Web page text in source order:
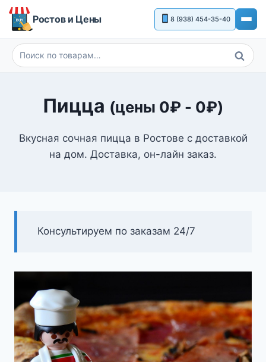
Перейти
Ростов и Цены 8 (938) 454-35-40
Искать:
Поиск
Пицца (цены 0₽ - 0₽)
Вкусная сочная пицца в Ростове с доставкой
на дом. Доставка, он-лайн заказ.
Консультируем по заказам 24/7